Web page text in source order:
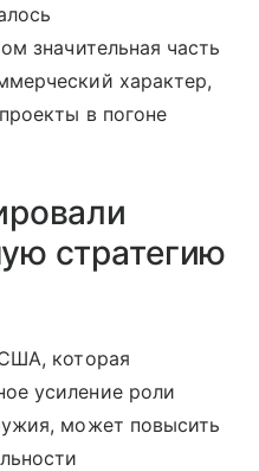
значительная часть
характер,
в погоне
стратегию
которая
усиление роли
может повысить